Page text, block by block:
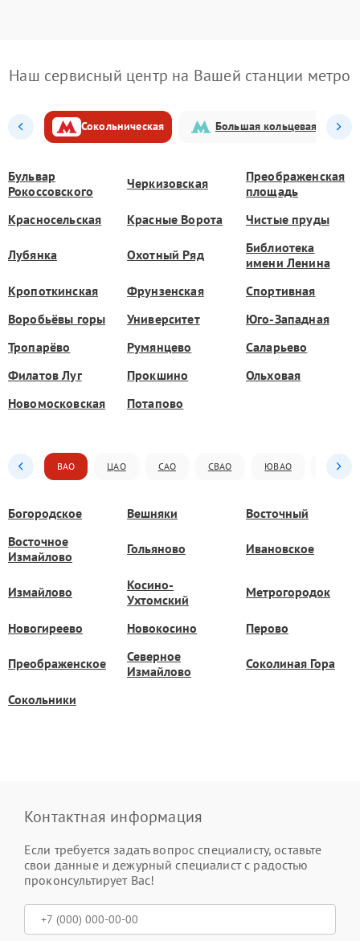
Наш сервисный центр на Вашей станции метро
Сокольническая Большая кольцевая
Бульвар
Рокоссовского
Черкизовская
Преображенская
площадь
Красносельская
Красные Ворота Чистые пруды
Лубянка Охотный Ряд
Библиотека
имени Ленина
Кропоткинская
Фрунзенская
Спортивная
Воробьёвы горы
Университет
Юго-Западная
Тропарёво
Румянцево
Саларьево
Филатов Луг
Прокшино
Ольховая
Новомосковская
Потапово
ВАО ЦАО САО СВАО ЮВАО ЮАО
Богородское Вешняки
Восточный
Восточное
Измайлово
Гольяново Ивановское
Измайлово
Косино-
Ухтомский
Метрогородок
Новогиреево Новокосино Перово
Преображенское
Северное
Измайлово
Соколиная Гора
Сокольники
Контактная информация
Если требуется задать вопрос специалисту, оставьте
свои данные и дежурный специалист с радостью
проконсультирует Вас!